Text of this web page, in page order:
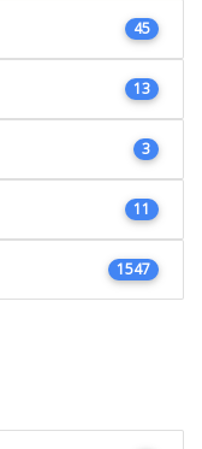
45
13
3
11
1547